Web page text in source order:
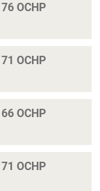
OCHP
OCHP
OCHP
OCHP